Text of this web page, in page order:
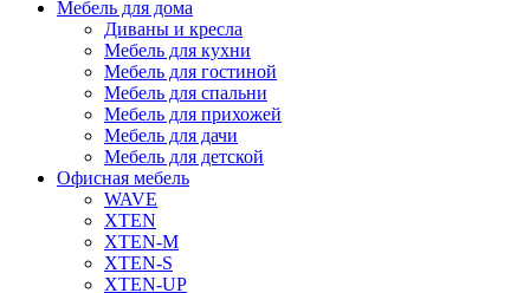
Мебель для дома
Диваны и кресла
Мебель для кухни
Мебель для гостиной
Мебель для спальни
Мебель для прихожей
Мебель для дачи
Мебель для детской
Офисная мебель
WAVE
XTEN
XTEN-M
XTEN-S
XTEN-UP